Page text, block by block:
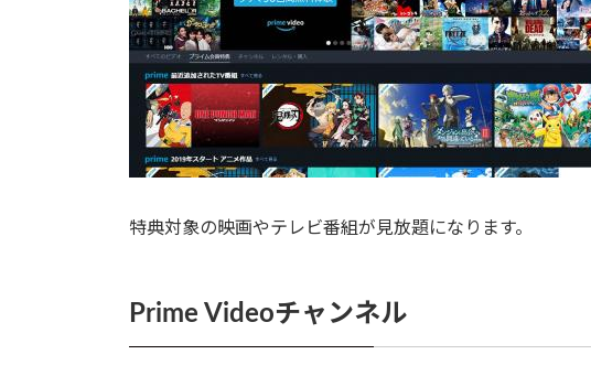
特典対象の映画やテレビ番組が見放題になります。
Prime Videoチャンネル